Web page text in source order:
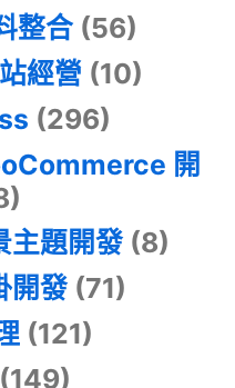
整合(56)
經營 (10)
(296)
開
主題開發(8)
開發(71)
(121)